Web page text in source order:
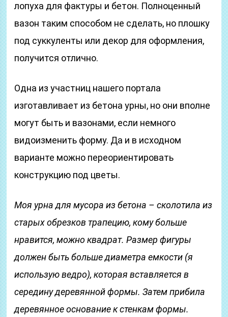
лопуха для фактуры и бетон. Полноценный
вазон таким способом не сделать, но плошку
под суккуленты или декор для оформления,
получится отлично.
Одна из участниц нашего портала
изготавливает из бетона урны, но они вполне
могут быть и вазонами, если немного
видоизменить форму. Да и в исходном
варианте можно переориентировать
конструкцию под цветы.
Моя урна для мусора из бетона – сколотила из
старых обрезков трапецию, кому больше
нравится, можно квадрат. Размер фигуры
должен быть больше диаметра емкости (я
использую ведро), которая вставляется в
середину деревянной формы. Затем прибила
деревянное основание к стенкам формы.